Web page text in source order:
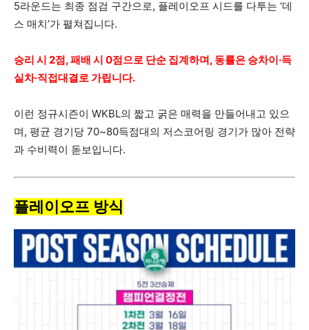
5라운드는 최종 점검 구간으로, 플레이오프 시드를 다투는 ‘데
스 매치’가 펼쳐집니다.
승리 시 2점, 패배 시 0점으로 단순 집계하며, 동률은 승차이·득
실차·직접대결로 가립니다.
이런 정규시즌이 WKBL의 짧고 굵은 매력을 만들어내고 있으
며, 평균 경기당 70~80득점대의 저스코어링 경기가 많아 전략
과 수비력이 돋보입니다.
플레이오프 방식